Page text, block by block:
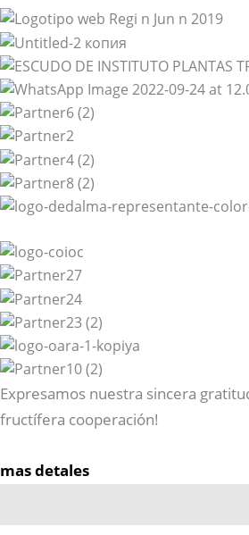
Expresamos nuestra sincera
fructífera cooperación!
mas detales